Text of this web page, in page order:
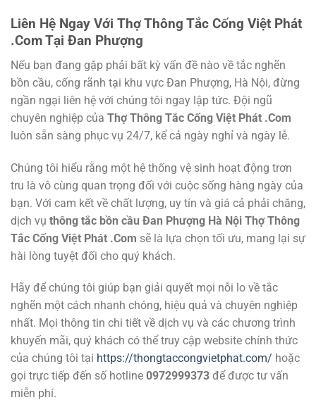
Liên Hệ Ngay Với Thợ Thông Tắc Cống Việt Phát
.ComTại Đan Phượng
Nếu bạn đang gặp phải bất kỳ vấn đề nào về tắc nghẽn
bồn cầu, cống rãnh tại khu vực Đan Phượng, Hà Nội, đừng
ngần ngại liên hệ với chúng tôi ngay lập tức. Đội ngũ
chuyên nghiệp của Thợ Thông Tắc Cống Việt Phát .Com
luôn sẵn sàng phục vụ 24/7, kể cả ngày nghỉ và ngày lễ.
Chúng tôi hiểu rằng một hệ thống vệ sinh hoạt động trơn
tru là vô cùng quan trọng đối với cuộc sống hàng ngày của
bạn. Với cam kết về chất lượng, uy tín và giá cả phải chăng,
dịch vụ thông tắc bồn cầu Đan Phượng Hà Nội Thợ Thông
Tắc Cống Việt Phát .Com sẽ là lựa chọn tối ưu, mang lại sự
hài lòng tuyệt đối cho quý khách.
Hãy để chúng tôi giúp bạn giải quyết mọi nỗi lo về tắc
nghẽn một cách nhanh chóng, hiệu quả và chuyên nghiệp
nhất. Mọi thông tin chi tiết về dịch vụ và các chương trình
khuyến mãi, quý khách có thể truy cập website chính thức
của chúng tôi tại https://thongtaccongvietphat.com/ hoặc
gọi trực tiếp đến số hotline 0972999373 để được tư vấn
miễn phí.